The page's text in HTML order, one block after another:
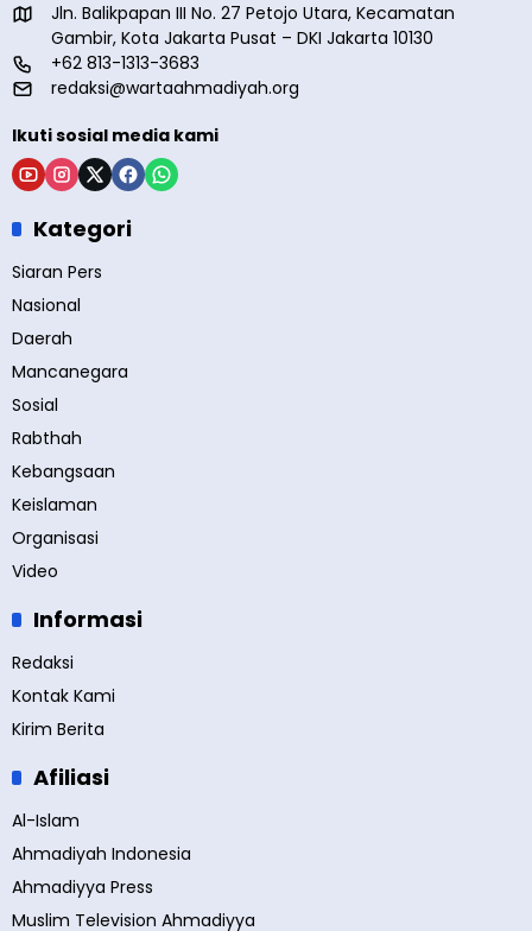
Jln. Balikpapan III No. 27 Petojo Utara, Kecamatan
Gambir, Kota Jakarta Pusat – DKI Jakarta 10130
+62 813-1313-3683
redaksi@wartaahmadiyah.org
Ikuti sosial media kami
Kategori
Siaran Pers
Nasional
Daerah
Mancanegara
Sosial
Rabthah
Kebangsaan
Keislaman
Organisasi
Video
Informasi
Redaksi
Kontak Kami
Kirim Berita
Afiliasi
Al-Islam
Ahmadiyah Indonesia
Ahmadiyya Press
Muslim Television Ahmadiyya